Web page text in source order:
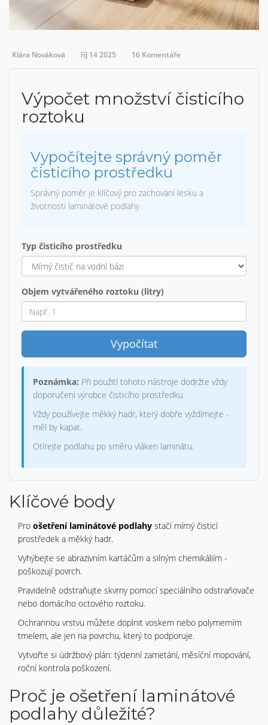
Klára Nováková říj 14 2025 16 Komentáře
Výpočet množství čisticího
roztoku
Vypočítejte správný poměr
čisticího prostředku
Správný poměr je klíčový pro zachování lesku a
životnosti laminátové podlahy
Typ čisticího prostředku
Objem vytvářeného roztoku (litry)
Vypočítat
Poznámka: Při použití tohoto nástroje dodržte vždy
doporučení výrobce čisticího prostředku.
Vždy používejte měkký hadr, který dobře vyždímejte -
měl by kapat.
Otírejte podlahu po směru vláken laminátu.
Klíčové body
Pro ošetření laminátové podlahy stačí mírný čisticí
prostředek a měkký hadr.
Vyhýbejte se abrazivním kartáčům a silným chemikáliím -
poškozují povrch.
Pravidelně odstraňujte skvrny pomocí speciálního odstraňovače
nebo domácího octového roztoku.
Ochrannou vrstvu můžete doplnit voskem nebo polymerním
tmelem, ale jen na povrchu, který to podporuje.
Vytvořte si údržbový plán: týdenní zametání, měsíční mopování,
roční kontrola poškození.
Proč je ošetření laminátové
podlahy důležité?